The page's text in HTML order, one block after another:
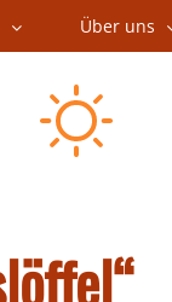
Über uns